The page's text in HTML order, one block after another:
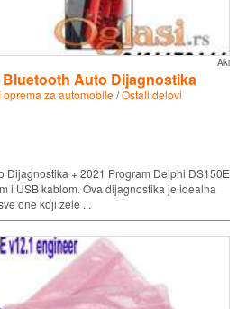
Aki
Bluetooth Auto Dijagnostika
oprema za automobile/Ostali delovi
Dijagnostika + 2021 Program Delphi DS150E
i USB kablom. Ova dijagnostika je idealna
one koji žele ...